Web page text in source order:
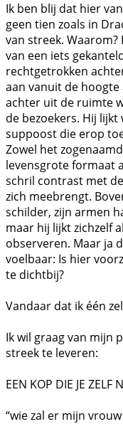
Ik ben blij dat hier
geen tien zoals in
van streek.
van een iets
rechtgetrokken
aan vanuit de hoogte
achter uit de ruimte
de bezoekers. Hij
suppoost die erop
Zowel het
levensgrote formaat
schril contrast met
zich meebrengt.
schilder, zijn armen
maar hij lijkt zichzelf
observeren. Maar ja
voelbaar: Is hier
te dichtbij?
Vandaar dat ik één
Ik wil graag van mijn
streek te leveren:
EEN KOP DIE JE ZELF
“wie zal er mijn